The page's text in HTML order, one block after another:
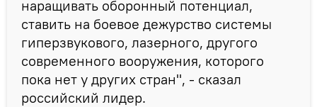
наращивать оборонный потенциал,
ставить на боевое дежурство системы
гиперзвукового, лазерного, другого
сoвременного вооружения, которого
пока нет у других стран", - сказал
российский лидер.